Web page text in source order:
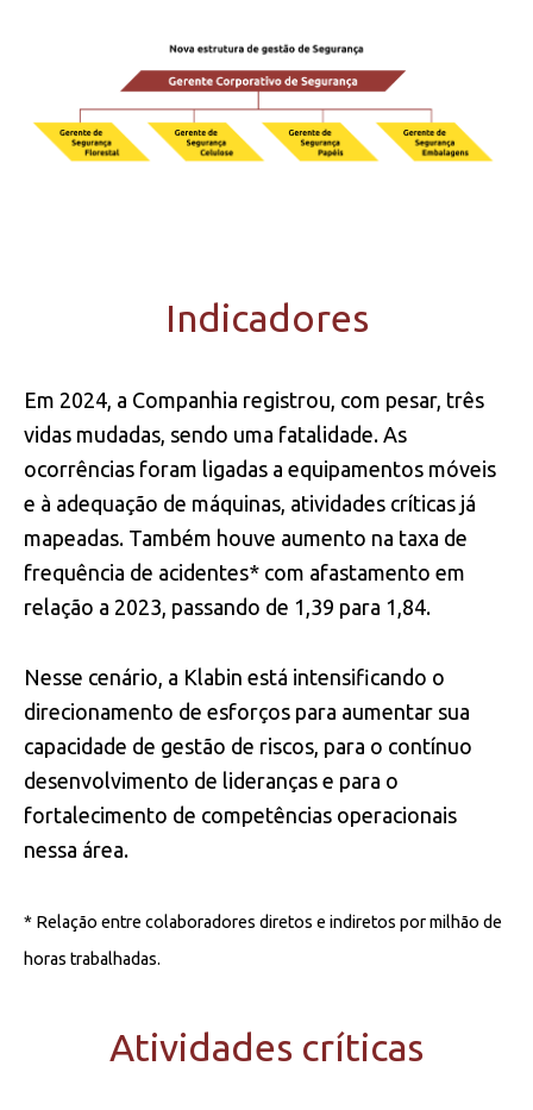
Indicadores
Em 2024, a Companhia registrou, com pesar, três
vidas mudadas, sendo uma fatalidade. As
ocorrências foram ligadas a equipamentos móveis
e à adequação de máquinas, atividades críticas já
mapeadas. Também houve aumento na taxa de
frequência de acidentes* com afastamento em
relação a 2023, passando de 1,39 para 1,84.
Nesse cenário, a Klabin está intensificando o
direcionamento de esforços para aumentar sua
capacidade de gestão de riscos, para o contínuo
desenvolvimento de lideranças e para o
fortalecimento de competências operacionais
nessa área.
* Relação entre colaboradores diretos e indiretos por milhão de
horas trabalhadas.
Atividades críticas